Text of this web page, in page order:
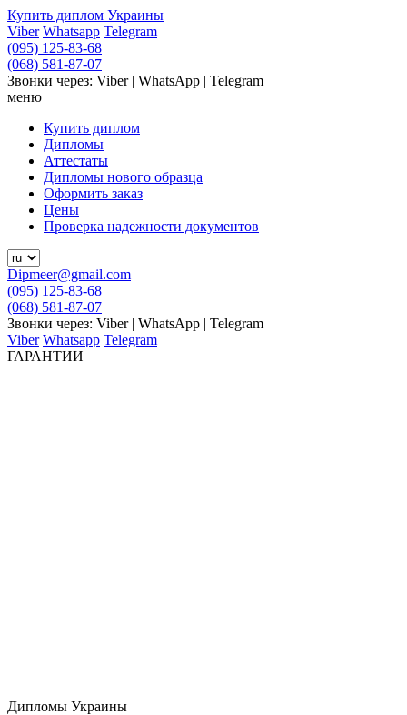
Купить диплом Украины
Viber Whatsapp Telegram
(095) 125-83-68
(068) 581-87-07
Звонки через: Viber | WhatsApp | Telegram
меню
Купить диплом
Дипломы
Аттестаты
Дипломы нового образца
Оформить заказ
Цены
Проверка надежности документов
Dipmeer@gmail.com
(095) 125-83-68
(068) 581-87-07
Звонки через: Viber | WhatsApp | Telegram
Viber Whatsapp Telegram
ГАРАНТИИ
Дипломы Украины